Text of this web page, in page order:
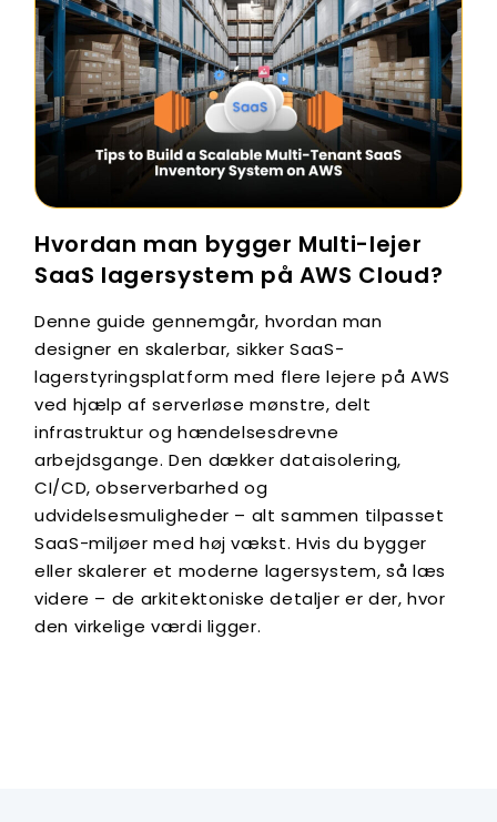
Hvordan man bygger Multi-lejer
SaaS lagersystem på AWS Cloud?
Denne guide gennemgår, hvordan man
designer en skalerbar, sikker SaaS-
lagerstyringsplatform med flere lejere på AWS
ved hjælp af serverløse mønstre, delt
infrastruktur og hændelsesdrevne
arbejdsgange. Den dækker dataisolering,
CI/CD, observerbarhed og
udvidelsesmuligheder – alt sammen tilpasset
SaaS-miljøer med høj vækst. Hvis du bygger
eller skalerer et moderne lagersystem, så læs
videre – de arkitektoniske detaljer er der, hvor
den virkelige værdi ligger.